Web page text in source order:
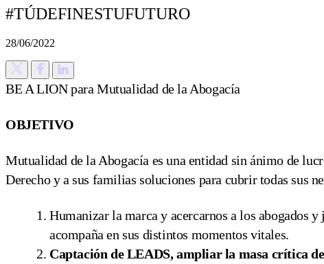
#TÚDEFINESTUFUTURO
28/06/2022
BE A LION para Mutualidad de la Abogacía
OBJETIVO
Mutualidad de la Abogacía es una entidad sin ánimo de
Derecho y a sus familias soluciones para cubrir todas sus
Humanizar la marca y acercarnos a los abogados
acompaña en sus distintos momentos vitales.
Captación de LEADS, ampliar la masa crítica